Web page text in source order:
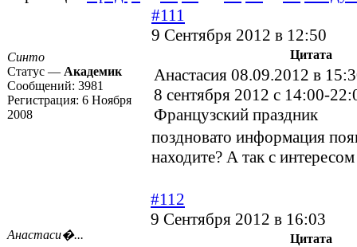
Синто
Статус — Академик
Сообщений: 3981
Регистрация: 6 Ноября
2008
#111
9 Сентября 2012 в 12:50
Цитата
Анастасия 08.09.2012 в
8 сентября 2012 с 14:00-
Французский праздник
поздновато информация
находите? А так с
Анастаси�...
#112
9 Сентября 2012 в 16:03
Цитата